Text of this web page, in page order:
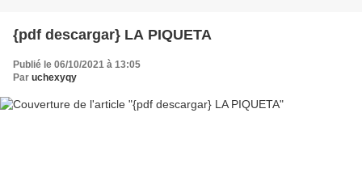
{pdf descargar} LA PIQUETA
Publié le 06/10/2021 à 13:05
Par uchexyqy